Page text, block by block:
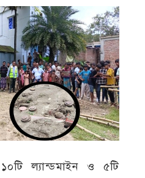
ল্যান্ডমাইন ও ৫টি